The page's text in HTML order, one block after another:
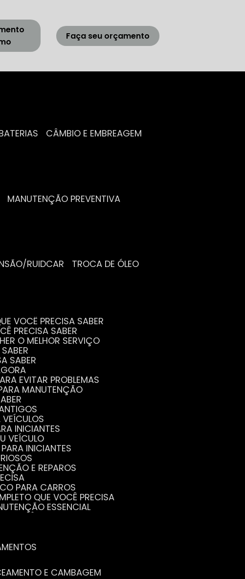
Faça seu orçamento
BATERIAS CÂMBIO E EMBREAGEM
MANUTENÇÃO PREVENTIVA
RUIDCAR TROCA DE ÓLEO
VOCÊ PRECISA SABER
PRECISA SABER
O MELHOR SERVIÇO
SABER
EVITAR PROBLEMAS
MANUTENÇÃO
VEÍCULOS
INICIANTES
VEÍCULO
INICIANTES
E REPAROS
PARA CARROS
QUE VOCÊ PRECISA
ESSENCIAL
VOCÊ PRECISA SABER
DO SEU CARRO
PRECISA SABER
DO SEU CARRO
E CAMBAGEM